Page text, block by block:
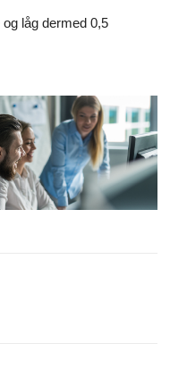
låg dermed 0,5